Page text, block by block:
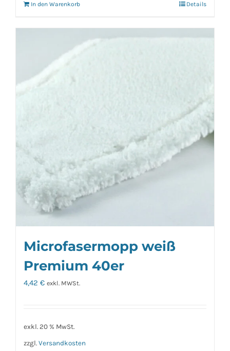
In den Warenkorb Details
Microfasermopp weiß
Premium 40er
4,42 € exkl. MWSt.
exkl. 20 % MwSt.
zzgl. Versandkosten